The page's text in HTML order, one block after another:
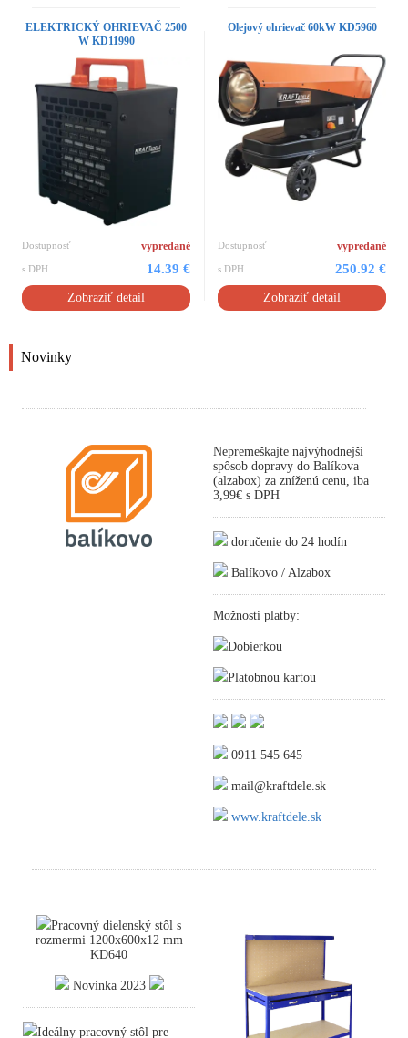
ELEKTRICKÝ OHRIEVAČ 2500
W KD11990
Dostupnosť vypredané
s DPH 14.39 €
Zobraziť detail
Olejový ohrievač 60kW KD5960
Dostupnosť vypredané
s DPH 250.92 €
Zobraziť detail
Novinky
Nepremeškajte najvýhodnejší
spôsob dopravy do Balíkova
(alzabox) za zníženú cenu, iba
3,99€ s DPH
doručenie do 24 hodín
Balíkovo / Alzabox
Možnosti platby:
Dobierkou
Platobnou kartou
0911 545 645
mail@kraftdele.sk
www.kraftdele.sk
Pracovný dielenský stôl s
rozmermi 1200x600x12 mm
KD640
Novinka 2023
Ideálny pracovný stôl pre